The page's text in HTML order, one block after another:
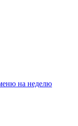
на неделю